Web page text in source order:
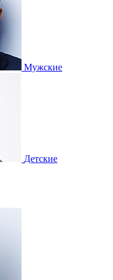
Мужские
Детские